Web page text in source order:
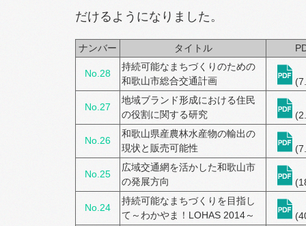
だけるようになりました。
ナンバー タイトル
No.28
持続可能なまちづくりのための
和歌山市総合交通計画
No.27
地域ブランド形成における住民
の役割に関する研究
No.26
和歌山県産農林水産物の輸出の
現状と販売可能性
No.25
広域交通網を活かした和歌山市
の発展方向
No.24
持続可能なまちづくりを目指し
て～わかやま！LOHAS 2014～